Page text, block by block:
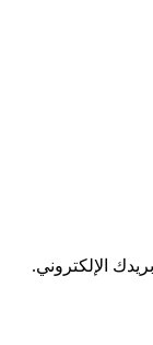
الإلكتروني.